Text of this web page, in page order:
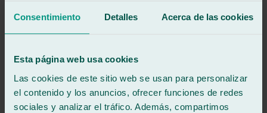
Consentimiento Detalles Acerca de las cookies
Esta página web usa cookies
Las cookies de este sitio web se usan para personalizar
el contenido y los anuncios, ofrecer funciones de redes
sociales y analizar el tráfico. Además, compartimos
.
.